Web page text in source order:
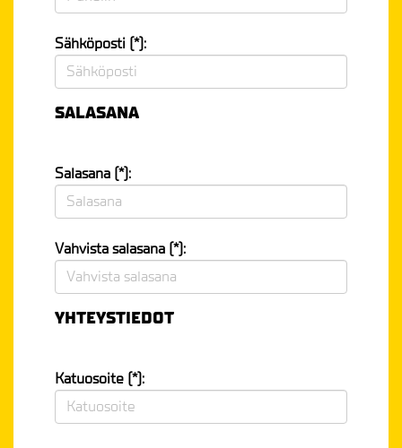
Sähköposti (*):
SALASANA
Salasana (*):
Vahvista salasana (*):
YHTEYSTIEDOT
Katuosoite (*):